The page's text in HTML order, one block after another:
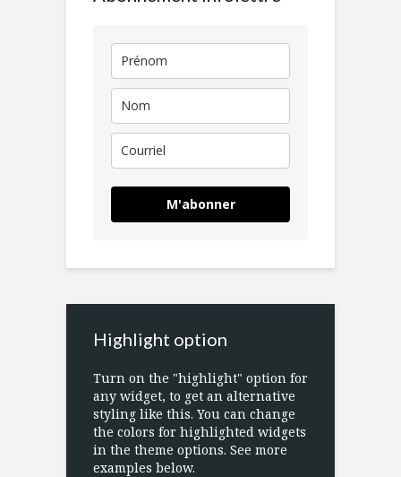
M'abonner
Highlight option
Turn on the "highlight" option for
any widget, to get an alternative
styling like this. You can change
the colors for highlighted widgets
in the theme options. See more
examples below.